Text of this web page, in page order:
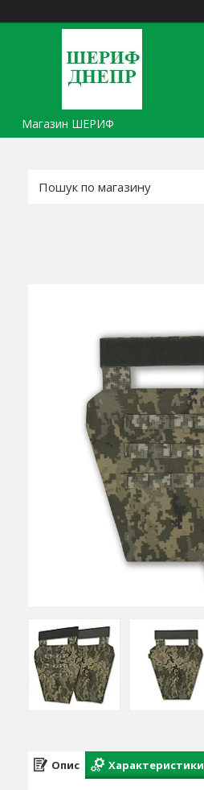
Магазин ШЕРИФ
Опис Характеристики